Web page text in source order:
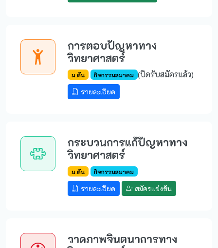
การตอบปัญหาทาง
วิทยาศาสตร์
ม.ต้น กิจกรรมสมาคม (ปิดรับสมัครแล้ว)
รายละเอียด
กระบวนการแก้ปัญหาทาง
วิทยาศาสตร์
ม.ต้น กิจกรรมสมาคม
รายละเอียด สมัครแข่งขัน
วาดภาพจินตนาการทาง